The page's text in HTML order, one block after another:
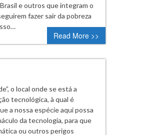
e outros que integram o
fazer sair da pobreza
Read More >>
o local onde se está a
tecnológica, à qual é
a nossa espécie aqui possa
da tecnologia, para que
ou outros perigos